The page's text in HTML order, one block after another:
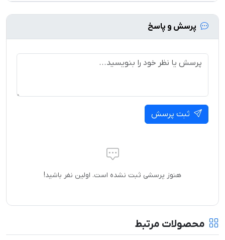
پرسش و پاسخ
ثبت پرسش
هنوز پرسشی ثبت نشده است. اولین نفر باشید!
محصولات مرتبط